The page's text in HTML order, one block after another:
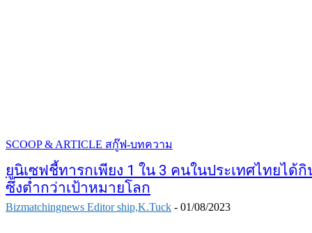
SCOOP & ARTICLE สกู๊ฟ-บทความ
ยูนิเซฟชี้ทารกเพียง 1 ใน 3 คนในประเทศไทยได้
ซึ่งต่ำกว่าเป้าหมายโลก
Bizmatchingnews Editor ship,K.Tuck - 01/08/2023